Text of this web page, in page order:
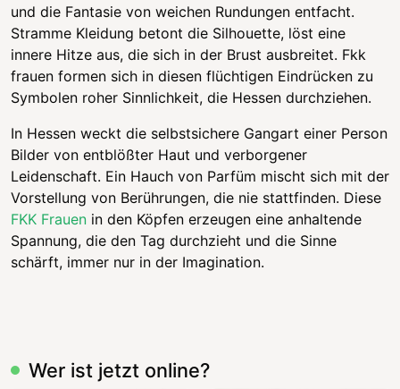
und die Fantasie von weichen Rundungen entfacht.
Stramme Kleidung betont die Silhouette, löst eine
innere Hitze aus, die sich in der Brust ausbreitet. Fkk
frauen formen sich in diesen flüchtigen Eindrücken zu
Symbolen roher Sinnlichkeit, die Hessen durchziehen.
In Hessen weckt die selbstsichere Gangart einer Person
Bilder von entblößter Haut und verborgener
Leidenschaft. Ein Hauch von Parfüm mischt sich mit der
Vorstellung von Berührungen, die nie stattfinden. Diese
FKK Frauen in den Köpfen erzeugen eine anhaltende
Spannung, die den Tag durchzieht und die Sinne
schärft, immer nur in der Imagination.
Wer ist jetzt online?